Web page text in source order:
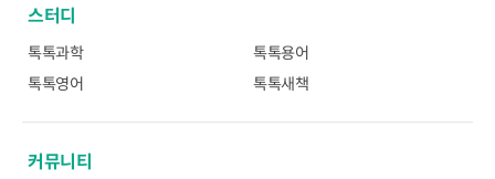
스터디
톡톡과학
톡톡용어
톡톡영어
톡톡새책
커뮤니티